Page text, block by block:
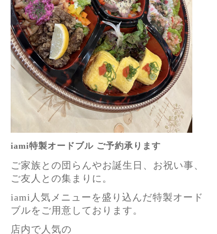
iami特製オードブル ご予約承ります
ご家族との団らんやお誕生日、お祝い事、
ご友人との集まりに。
iami人気メニューを盛り込んだ特製オード
ブルをご用意しております。
店内で人気の